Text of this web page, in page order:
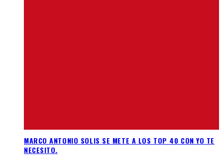
MARCO ANTONIO SOLIS SE METE A LOS TOP 40 CON YO TE
NECESITO.